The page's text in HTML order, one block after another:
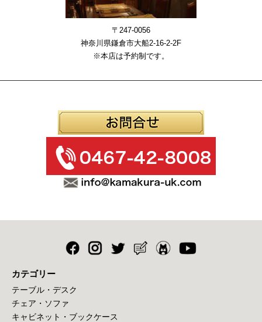
〒247-0056
神奈川県鎌倉市大船2-16-2-2F
※本店は予約制です。
カテゴリー
テーブル・デスク
チェア・ソファ
キャビネット・ブックケース